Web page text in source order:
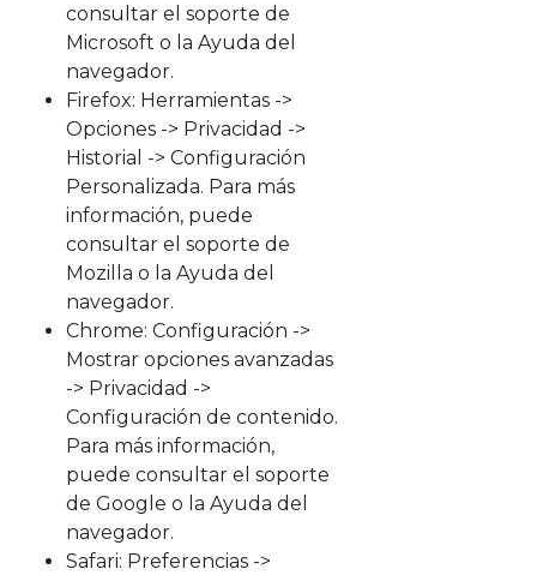
consultar el soporte de
Microsoft o la Ayuda del
navegador.
Firefox: Herramientas ->
Opciones -> Privacidad ->
Historial -> Configuración
Personalizada. Para más
información, puede
consultar el soporte de
Mozilla o la Ayuda del
navegador.
Chrome: Configuración ->
Mostrar opciones avanzadas
-> Privacidad ->
Configuración de contenido.
Para más información,
puede consultar el soporte
de Google o la Ayuda del
navegador.
Safari: Preferencias ->